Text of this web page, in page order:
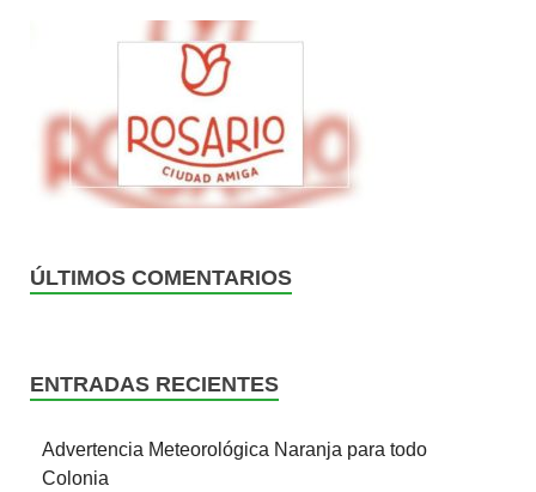
ÚLTIMOS COMENTARIOS
ENTRADAS RECIENTES
Advertencia Meteorológica Naranja para todo
Colonia